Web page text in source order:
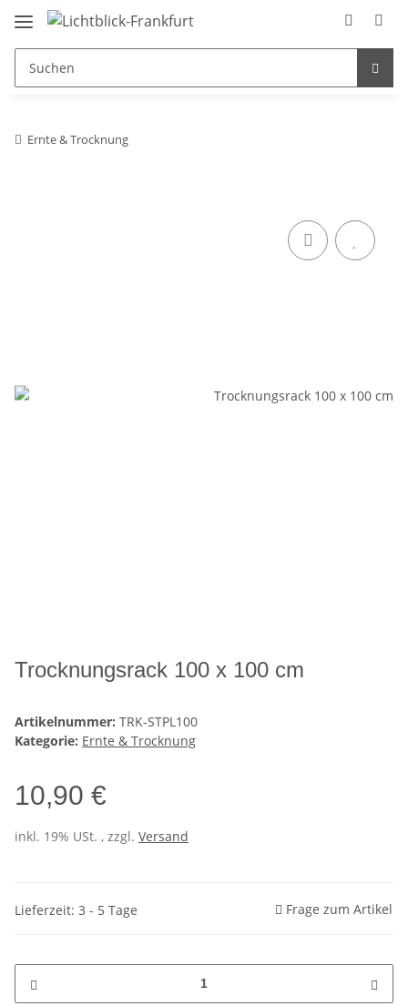
Ernte & Trocknung
Trocknungsrack 100 x 100 cm
Artikelnummer: TRK-STPL100
Kategorie: Ernte & Trocknung
10,90 €
inkl. 19% USt. , zzgl. Versand
Lieferzeit: 3 - 5 Tage Frage zum Artikel